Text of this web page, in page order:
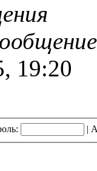
19:20
|